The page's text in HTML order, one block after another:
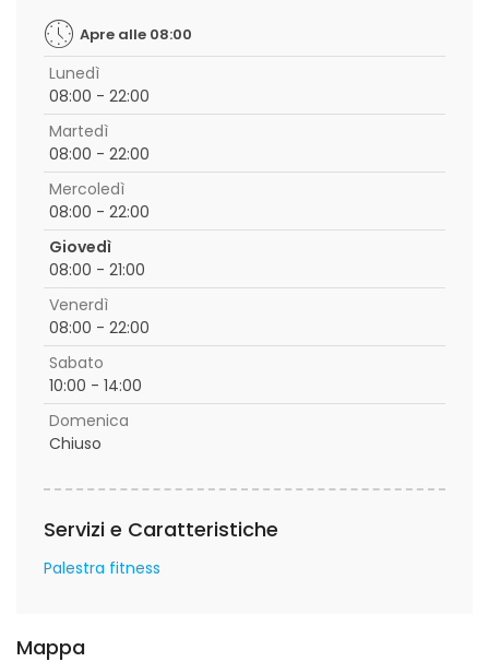
Apre alle 08:00
Lunedì
08:00 - 22:00
Martedì
08:00 - 22:00
Mercoledì
08:00 - 22:00
Giovedì
08:00 - 21:00
Venerdì
08:00 - 22:00
Sabato
10:00 - 14:00
Domenica
Chiuso
Servizi e Caratteristiche
Palestra fitness
Mappa